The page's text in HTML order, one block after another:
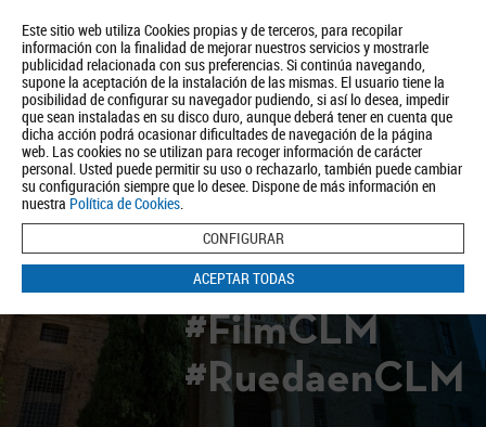
Este sitio web utiliza Cookies propias y de terceros, para recopilar
información con la finalidad de mejorar nuestros servicios y mostrarle
publicidad relacionada con sus preferencias. Si continúa navegando,
supone la aceptación de la instalación de las mismas. El usuario tiene la
posibilidad de configurar su navegador pudiendo, si así lo desea, impedir
que sean instaladas en su disco duro, aunque deberá tener en cuenta que
dicha acción podrá ocasionar dificultades de navegación de la página
web. Las cookies no se utilizan para recoger información de carácter
personal. Usted puede permitir su uso o rechazarlo, también puede cambiar
su configuración siempre que lo desee. Dispone de más información en
nuestra Política de Cookies.
CONFIGURAR
ACEPTAR TODAS
Quiénes somos Turismo Política de Privacidad Aviso Legal
Política de Cookies
BUSCAR
#FilmCLM
#RuedaenCLM